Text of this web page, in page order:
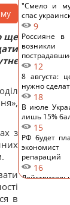
ще
з
в
"Смело и
спас
9
Россияне в
12
8 августа:
нужно
18
В июле
лишь 15%
15
РФ будет
репараций
16